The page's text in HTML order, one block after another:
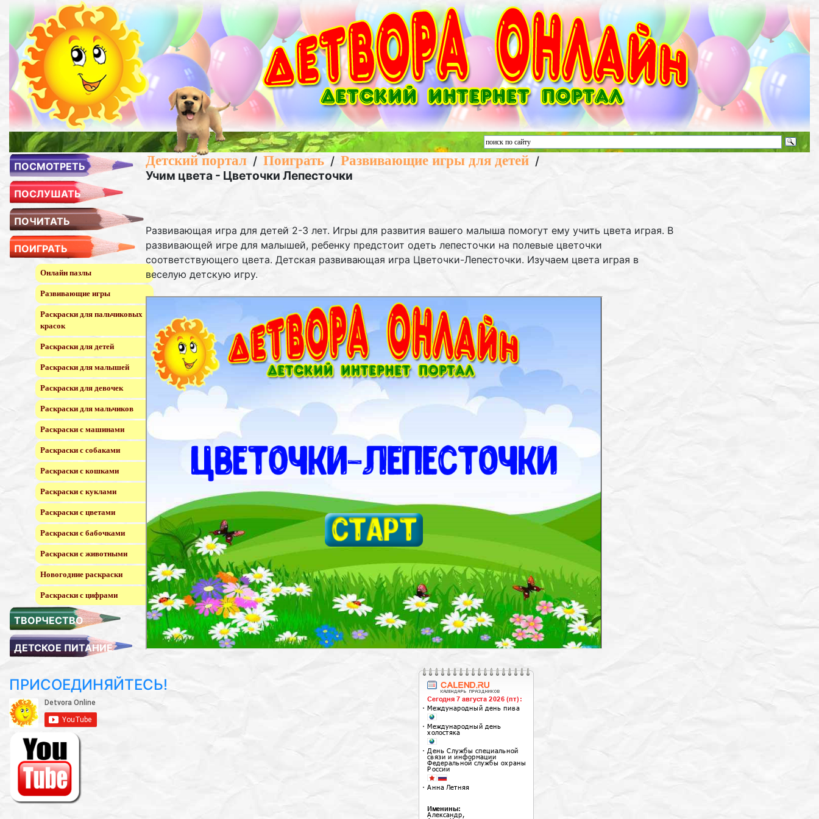
ПОСМОТРЕТЬ
ПОСЛУШАТЬ
ПОЧИТАТЬ
ПОИГРАТЬ
Онлайн пазлы
Развивающие игры
Раскраски для пальчиковых
красок
Раскраски для детей
Раскраски для малышей
Раскраски для девочек
Раскраски для мальчиков
Раскраски с машинами
Раскраски с собаками
Раскраски с кошками
Раскраски с куклами
Раскраски с цветами
Раскраски с бабочками
Раскраски с животными
Новогодние раскраски
Раскраски с цифрами
ТВОРЧЕСТВО
ДЕТСКОЕ ПИТАНИЕ
ПРИСОЕДИНЯЙТЕСЬ!
Детский портал / Поиграть / Развивающие игры для детей /
Учим цвета - Цветочки Лепесточки
Развивающая игра для детей 2-3 лет. Игры для развития вашего малыша помогут ему учить цвета играя. В
развивающей игре для малышей, ребенку предстоит одеть лепесточки на полевые цветочки
соответствующего цвета. Детская развивающая игра Цветочки-Лепесточки. Изучаем цвета играя в
веселую детскую игру.